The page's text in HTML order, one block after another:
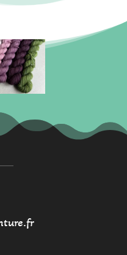
peuvent
choisies
sur
la
page
produit